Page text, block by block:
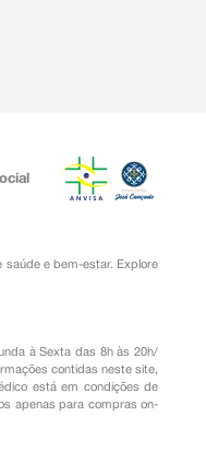
e bem-estar. Explore
à Sexta das 8h às 20h/
contidas neste site,
está em condições de
apenas para compras on-